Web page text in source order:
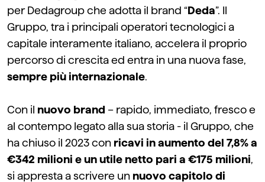
per Dedagroup che adotta il brand “Deda”. Il
Gruppo, tra i principali operatori tecnologici a
capitale interamente italiano, accelera il proprio
percorso di crescita ed entra in una nuova fase,
sempre più internazionale.
Con il nuovo brand – rapido, immediato, fresco e
al contempo legato alla sua storia - il Gruppo, che
ha chiuso il 2023 con ricavi in aumento del 7,8% a
€342 milioni e un utile netto pari a €175 milioni,
si appresta a scrivere un nuovo capitolo di